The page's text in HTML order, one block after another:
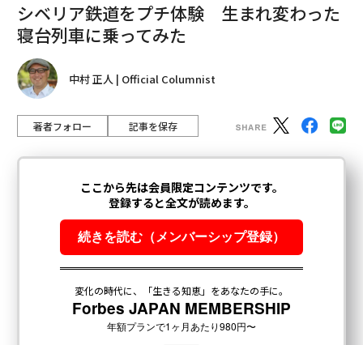
シベリア鉄道をプチ体験 生まれ変わった
寝台列車に乗ってみた
中村 正人 | Official Columnist
著者フォロー 記事を保存